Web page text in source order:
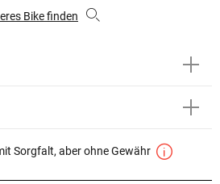
Bike finden
Sorgfalt, aber ohne Gewähr